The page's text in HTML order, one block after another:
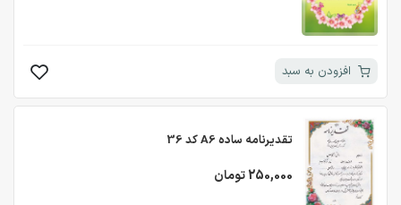
افزودن به سبد
تقدیرنامه ساده A6 کد 36
250,000 تومان